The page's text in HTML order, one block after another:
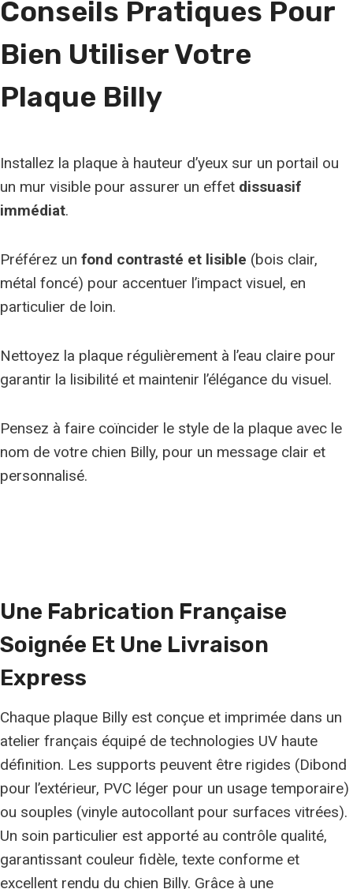
e
a
e
Conseils Pratiques Pour
Bien Utiliser Votre
Plaque Billy
Installez la plaque à hauteur d’yeux sur un portail ou
un mur visible pour assurer un effet dissuasif
immédiat.
Préférez un fond contrasté et lisible (bois clair,
métal foncé) pour accentuer l’impact visuel, en
particulier de loin.
Nettoyez la plaque régulièrement à l’eau claire pour
garantir la lisibilité et maintenir l’élégance du visuel.
Pensez à faire coïncider le style de la plaque avec le
nom de votre chien Billy, pour un message clair et
personnalisé.
Une Fabrication Française
Soignée Et Une Livraison
Express
Chaque plaque Billy est conçue et imprimée dans un
atelier français équipé de technologies UV haute
définition. Les supports peuvent être rigides (Dibond
pour l’extérieur, PVC léger pour un usage temporaire)
ou souples (vinyle autocollant pour surfaces vitrées).
Un soin particulier est apporté au contrôle qualité,
garantissant couleur fidèle, texte conforme et
excellent rendu du chien Billy. Grâce à une